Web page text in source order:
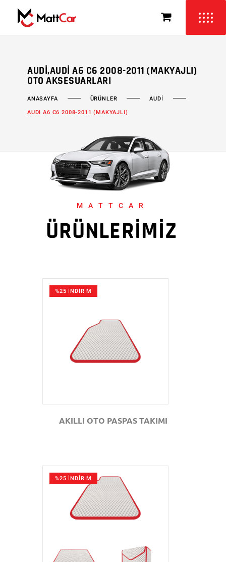
AUDI,AUDI A6 C6 2008-2011 (MAKYAJLI)
OTO AKSESUARLARI
ANASAYFA ÜRÜNLER
AUDİ
AUDI A6 C6 2008-2011 (MAKYAJLI)
MATTCAR
ÜRÜNLERİMİZ
%25 İNDİRİM
GÖZAT
AKILLI OTO PASPAS TAKIMI
%25 İNDİRİM